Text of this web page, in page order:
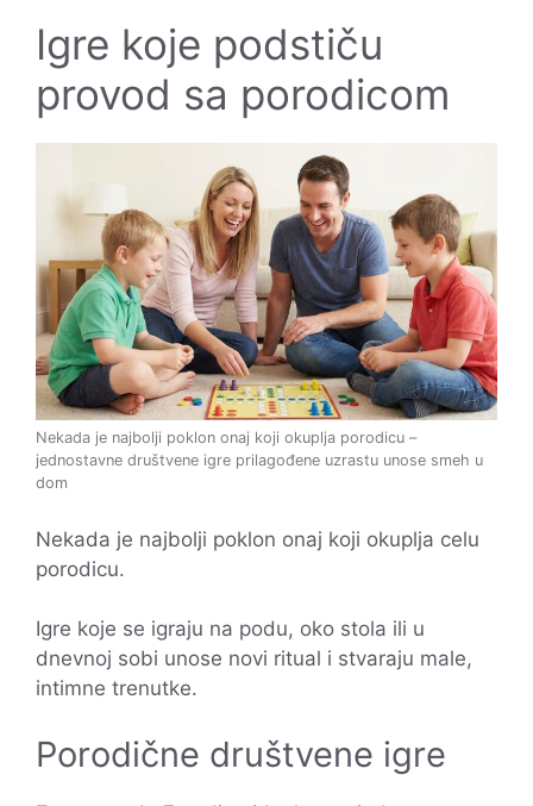
Igre koje podstiču
provod sa porodicom
Nekada je najbolji poklon onaj koji okuplja porodicu –
jednostavne društvene igre prilagođene uzrastu unose smeh u
dom
Nekada je najbolji poklon onaj koji okuplja celu
porodicu.
Igre koje se igraju na podu, oko stola ili u
dnevnoj sobi unose novi ritual i stvaraju male,
intimne trenutke.
Porodične društvene igre